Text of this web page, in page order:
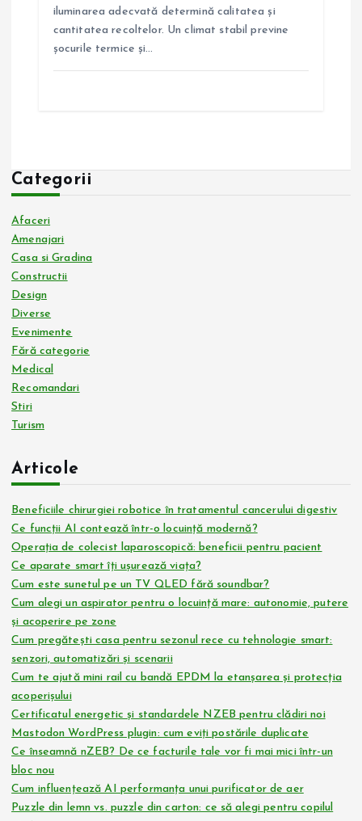
iluminarea adecvată determină calitatea și
cantitatea recoltelor. Un climat stabil previne
șocurile termice și…
Categorii
Afaceri
Amenajari
Casa si Gradina
Constructii
Design
Diverse
Evenimente
Fără categorie
Medical
Recomandari
Stiri
Turism
Articole
Beneficiile chirurgiei robotice în tratamentul cancerului digestiv
Ce funcții AI contează într-o locuință modernă?
Operația de colecist laparoscopică: beneficii pentru pacient
Ce aparate smart îți ușurează viața?
Cum este sunetul pe un TV QLED fără soundbar?
Cum alegi un aspirator pentru o locuință mare: autonomie, putere
și acoperire pe zone
Cum pregătești casa pentru sezonul rece cu tehnologie smart:
senzori, automatizări și scenarii
Cum te ajută mini rail cu bandă EPDM la etanșarea și protecția
acoperișului
Certificatul energetic și standardele NZEB pentru clădiri noi
Mastodon WordPress plugin: cum eviți postările duplicate
Ce înseamnă nZEB? De ce facturile tale vor fi mai mici într-un
bloc nou
Cum influențează AI performanța unui purificator de aer
Puzzle din lemn vs. puzzle din carton: ce să alegi pentru copilul